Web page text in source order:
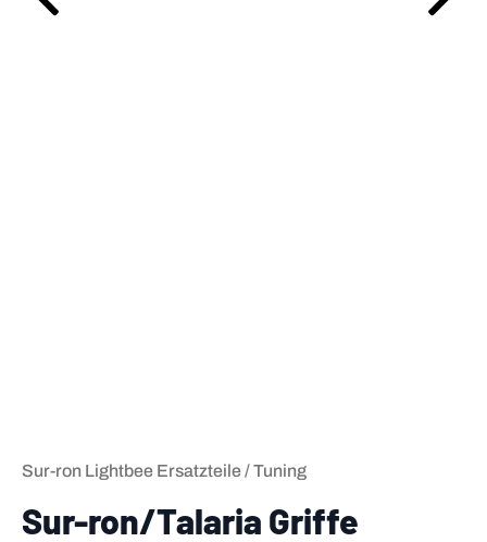
Sur-ron Lightbee Ersatzteile / Tuning
Sur-ron/Talaria Griffe